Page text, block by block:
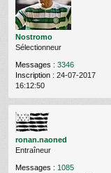
Nostromo
Sélectionneur
Messages : 3346
Inscription : 24-07-2017
16:12:50
ronan.naoned
Entraîneur
Messages : 1085